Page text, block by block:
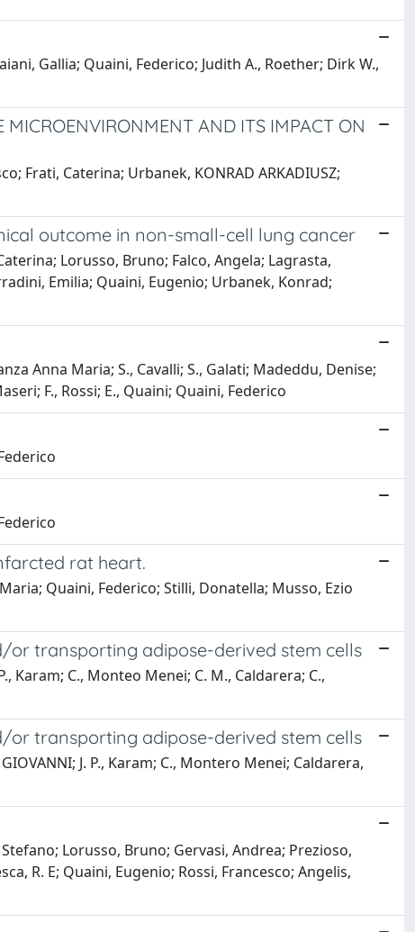
Gallia; Quaini, Federico; Judith A., Roether; Dirk W.,
AND ITS IMPACT ON
Frati, Caterina; Urbanek, KONRAD ARKADIUSZ;
outcome in non-small-cell lung cancer
Lorusso, Bruno; Falco, Angela; Lagrasta,
Emilia; Quaini, Eugenio; Urbanek, Konrad;
Anna Maria; S., Cavalli; S., Galati; Madeddu, Denise;
F., Rossi; E., Quaini; Quaini, Federico
rat heart.
Quaini, Federico; Stilli, Donatella; Musso, Ezio
transporting adipose-derived stem cells
Karam; C., Monteo Menei; C. M., Caldarera; C.,
transporting adipose-derived stem cells
J. P., Karam; C., Montero Menei; Caldarera,
Lorusso, Bruno; Gervasi, Andrea; Prezioso,
R. E; Quaini, Eugenio; Rossi, Francesco; Angelis,